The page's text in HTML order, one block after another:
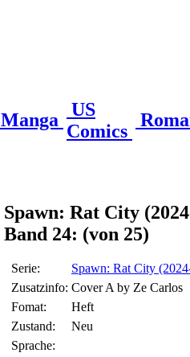
Manga
US
Comics
Spawn: Rat City
Band 24: (von 25)
Serie:
Spawn: Rat City
Zusatzinfo: Cover A by Ze Carlos
Fomat:
Heft
Zustand:
Neu
Sprache: